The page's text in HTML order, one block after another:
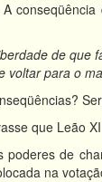
de
para o
que Leão
de
na